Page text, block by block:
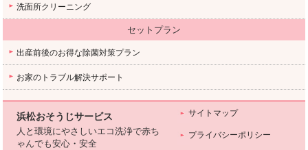
洗面所クリーニング
セットプラン
出産前後のお得な除菌対策プラン
お家のトラブル解決サポート
浜松おそうじサービス
人と環境にやさしいエコ洗浄で赤ち
ゃんでも安心・安全
サイトマップ
プライバシーポリシー